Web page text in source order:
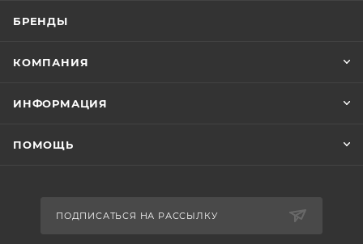
БРЕНДЫ
КОМПАНИЯ
ИНФОРМАЦИЯ
ПОМОЩЬ
ПОДПИСАТЬСЯ НА РАССЫЛКУ